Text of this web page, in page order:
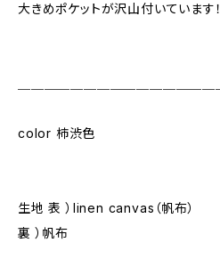
大きめポケットが沢山付いています！
color 柿渋色
生地 表 ）linen canvas（帆布）
裏 ）帆布